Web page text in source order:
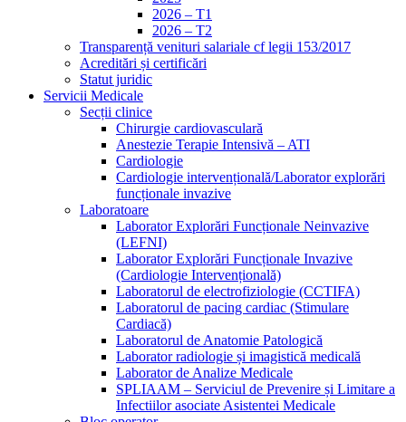
2026 – T1
2026 – T2
Transparență venituri salariale cf legii 153/2017
Acreditări și certificări
Statut juridic
Servicii Medicale
Secții clinice
Chirurgie cardiovasculară
Anestezie Terapie Intensivă – ATI
Cardiologie
Cardiologie intervențională/Laborator explorări
funcționale invazive
Laboratoare
Laborator Explorări Funcționale Neinvazive
(LEFNI)
Laborator Explorări Funcționale Invazive
(Cardiologie Intervențională)
Laboratorul de electrofiziologie (CCTIFA)
Laboratorul de pacing cardiac (Stimulare
Cardiacă)
Laboratorul de Anatomie Patologică
Laborator radiologie și imagistică medicală
Laborator de Analize Medicale
SPLIAAM – Serviciul de Prevenire și Limitare a
Infectiilor asociate Asistentei Medicale